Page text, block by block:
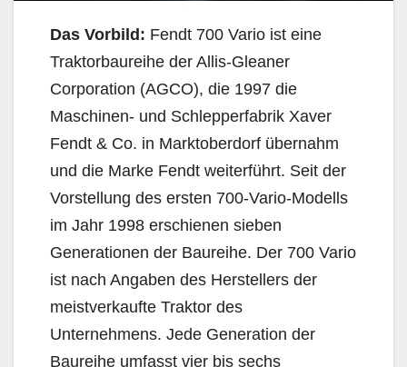
Das Vorbild: Fendt 700 Vario ist eine
Traktorbaureihe der Allis-Gleaner
Corporation (AGCO), die 1997 die
Maschinen- und Schlepperfabrik Xaver
Fendt & Co. in Marktoberdorf übernahm
und die Marke Fendt weiterführt. Seit der
Vorstellung des ersten 700-Vario-Modells
im Jahr 1998 erschienen sieben
Generationen der Baureihe. Der 700 Vario
ist nach Angaben des Herstellers der
meistverkaufte Traktor des
Unternehmens. Jede Generation der
Baureihe umfasst vier bis sechs